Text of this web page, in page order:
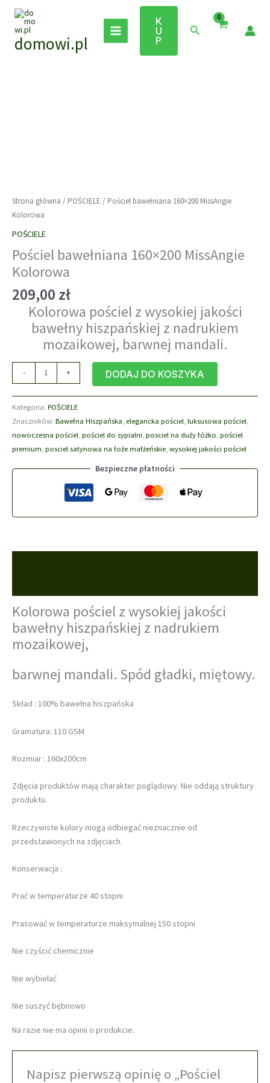
Przejdź
treścidomowi.pl
K
U
P
Szukaj
Strona główna / POŚCIELE / Pościel bawełniana 160×200 MissAngie
Kolorowa
POŚCIELE
Pościel bawełniana 160×200 MissAngie
Kolorowa
209,00 zł
Kolorowa pościel z wysokiej jakości
bawełny hiszpańskiej z nadrukiem
mozaikowej, barwnej mandali.
-
Pościel
bawełniana
160x200
MissAngie
Kolorowa
+ DODAJ DO KOSZYKA
Kategoria: POŚCIELE
Znaczników: Bawełna Hiszpańska, elegancka pościel, luksusowa pościel,
nowoczesna pościel, pościel do sypialni, posciel na duży łóżko, pościel
premium, posciel satynowa na łoże małżeńskie, wysokiej jakości pościel
Bezpieczne płatności
Kolorowa pościel z wysokiej jakości
bawełny hiszpańskiej z nadrukiem
mozaikowej,
barwnej mandali. Spód gładki, miętowy.
Skład : 100% bawełna hiszpańska
Gramatura: 110 GSM
Rozmiar : 160x200cm
Zdjęcia produktów mają charakter poglądowy. Nie oddają struktury
produktu.
Rzeczywiste kolory mogą odbiegać nieznacznie od
przedstawionych na zdjęciach.
Konserwacja :
Prać w temperaturze 40 stopni
Prasować w temperaturze maksymalnej 150 stopni
Nie czyścić chemicznie
Nie wybielać
Nie suszyć bębnowo
Na razie nie ma opinii o produkcie.
Napisz pierwszą opinię o „Pościel